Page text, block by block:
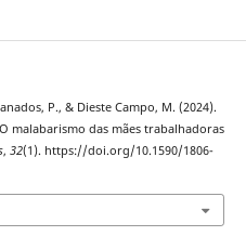
P., & Dieste Campo, M. (2024).
malabarismo das mães trabalhadoras
, 32(1). https://doi.org/10.1590/1806-